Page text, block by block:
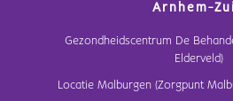
Arnhem-
Gezondheidscentrum De
Elderveld)
Locatie Malburgen (Zorgpunt